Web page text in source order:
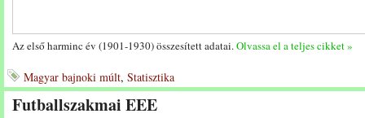
Az első harminc év (1901-1930) összesített adatai.Olvassa el a teljes cikket »
Magyar bajnoki múlt, Statisztika
Futballszakmai EEE